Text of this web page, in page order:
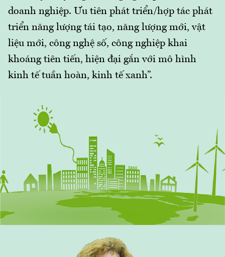
doanh nghiệp. Ưu tiên phát triển/hợp tác phát
triển năng lượng tái tạo, năng lượng mới, vật
liệu mới, công nghệ số, công nghiệp khai
khoáng tiên tiến, hiện đại gắn với mô hình
kinh tế tuần hoàn, kinh tế xanh”.